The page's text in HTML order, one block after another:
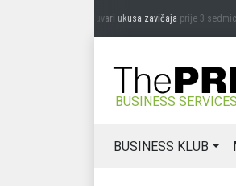
MIĆANOVIĆ: Čuvari ukusa zavičajaprije 3 sedmice
BUSINESS SERVICES
BUSINESS KLUB